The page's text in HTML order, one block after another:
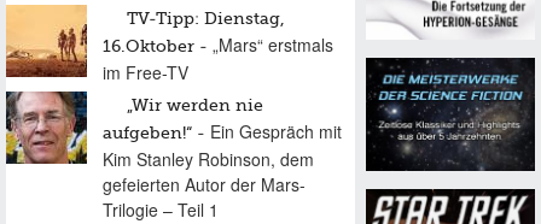
TV-Tipp: Dienstag,
16.Oktober
„Mars“ erstmals
im Free-TV
„Wir werden nie
aufgeben!“
Ein Gespräch mit
Kim Stanley Robinson, dem
gefeierten Autor der Mars-
Trilogie – Teil 1